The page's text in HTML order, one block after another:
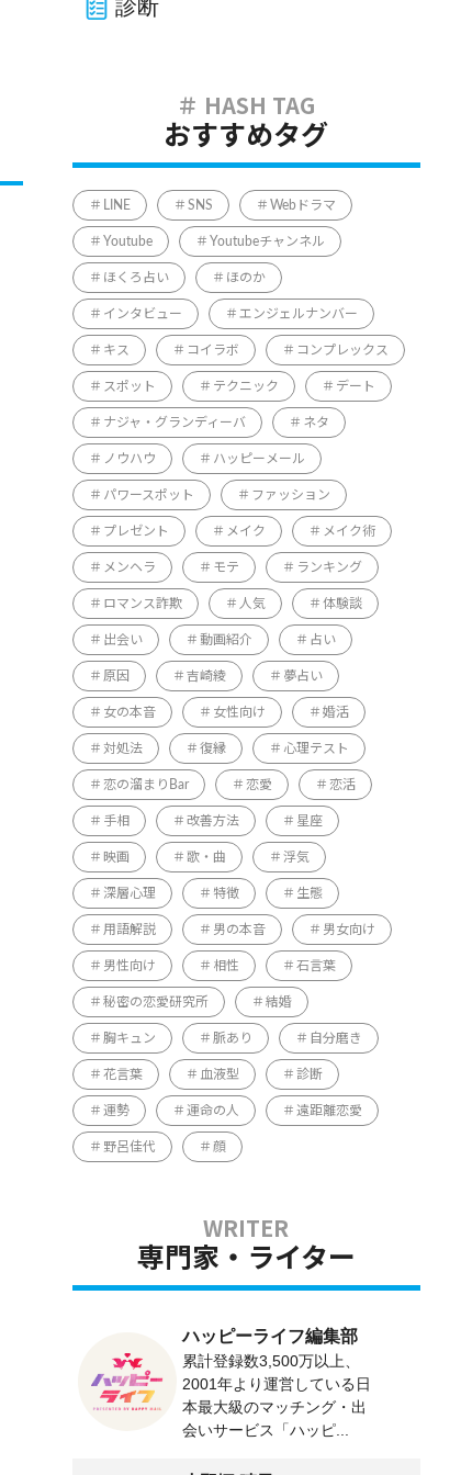
診断
おすすめタグ
LINE SNS Webドラマ
Youtube Youtubeチャンネル
ほくろ占い ほのか
インタビュー エンジェルナンバー
キス コイラボ コンプレックス
スポット テクニック デート
ナジャ・グランディーバ ネタ
ノウハウ ハッピーメール
パワースポット ファッション
プレゼント メイク メイク術
メンヘラ モテ ランキング
ロマンス詐欺 人気 体験談
出会い 動画紹介 占い
原因 吉崎綾 夢占い
女の本音 女性向け 婚活
対処法 復縁 心理テスト
恋の溜まりBar 恋愛 恋活
手相 改善方法 星座
映画 歌・曲 浮気
深層心理 特徴 生態
用語解説 男の本音 男女向け
男性向け 相性 石言葉
秘密の恋愛研究所 結婚
胸キュン 脈あり 自分磨き
花言葉 血液型 診断
運勢 運命の人 遠距離恋愛
野呂佳代 顔
専門家・ライター
ハッピーライフ編集部
累計登録数3,500万以上、
2001年より運営している日
本最大級のマッチング・出
会いサービス「ハッピ...